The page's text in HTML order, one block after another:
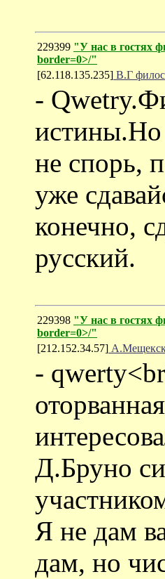
229399 "У нас в гостях
border=0>/"
[62.118.135.235] В.Г
-
истины.Но
не спорь,
уже
конечно,
русский.
229398 "У нас в гостях
border=0>/"
[212.152.34.57]
-
Д.Бруно
Я не дам
дам, но